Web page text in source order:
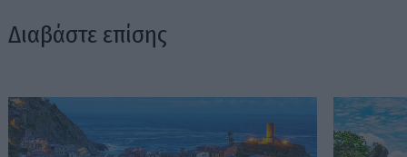
Διαβάστε επίσης